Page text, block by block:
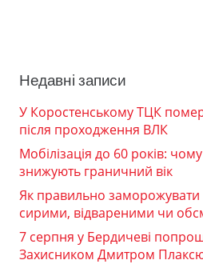
Недавні записи
У Коростенському ТЦК
після проходження ВЛК
Мобілізація до 60 років:
знижують граничний вік
Як правильно
сирими, відвареними чи
7 серпня у Бердичеві
Захисником Дмитром